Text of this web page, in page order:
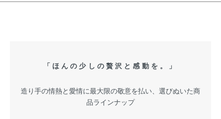
「ほんの少しの贅沢と感動を。」
造り手の情熱と愛情に最大限の敬意を払い、選びぬいた商
品ラインナップ